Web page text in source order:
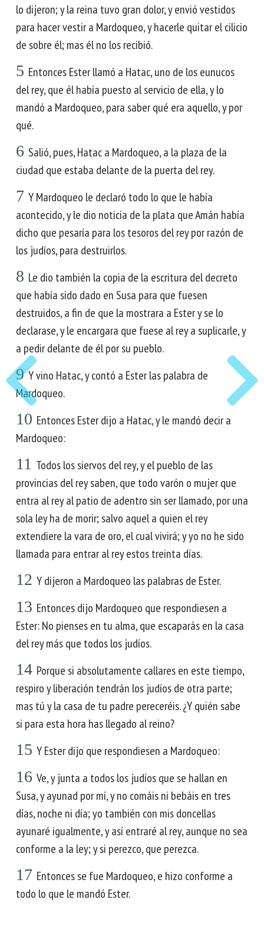
lo dijeron; y la reina tuvo gran dolor, y envió vestidos
para hacer vestir a Mardoqueo, y hacerle quitar el cilicio
de sobre él; mas él no los recibió.
5 Entonces Ester llamó a Hatac, uno de los eunucos
del rey, que él había puesto al servicio de ella, y lo
mandó a Mardoqueo, para saber qué era aquello, y por
qué.
6 Salió, pues, Hatac a Mardoqueo, a la plaza de la
ciudad que estaba delante de la puerta del rey.
7 Y Mardoqueo le declaró todo lo que le había
acontecido, y le dio noticia de la plata que Amán había
dicho que pesaría para los tesoros del rey por razón de
los judíos, para destruirlos.
8 Le dio también la copia de la escritura del decreto
que había sido dado en Susa para que fuesen
destruidos, a fin de que la mostrara a Ester y se lo
declarase, y le encargara que fuese al rey a suplicarle, y
a pedir delante de él por su pueblo.
9 Y vino Hatac, y contó a Ester las palabra de
Mardoqueo.
10 Entonces Ester dijo a Hatac, y le mandó decir a
Mardoqueo:
11 Todos los siervos del rey, y el pueblo de las
provincias del rey saben, que todo varón o mujer que
entra al rey al patio de adentro sin ser llamado, por una
sola ley ha de morir; salvo aquel a quien el rey
extendiere la vara de oro, el cual vivirá; y yo no he sido
llamada para entrar al rey estos treinta días.
12 Y dijeron a Mardoqueo las palabras de Ester.
13 Entonces dijo Mardoqueo que respondiesen a
Ester: No pienses en tu alma, que escaparás en la casa
del rey más que todos los judíos.
14 Porque si absolutamente callares en este tiempo,
respiro y liberación tendrán los judíos de otra parte;
mas tú y la casa de tu padre pereceréis. ¿Y quién sabe
si para esta hora has llegado al reino?
15 Y Ester dijo que respondiesen a Mardoqueo:
16 Ve, y junta a todos los judíos que se hallan en
Susa, y ayunad por mí, y no comáis ni bebáis en tres
días, noche ni día; yo también con mis doncellas
ayunaré igualmente, y así entraré al rey, aunque no sea
conforme a la ley; y si perezco, que perezca.
17 Entonces se fue Mardoqueo, e hizo conforme a
todo lo que le mandó Ester.